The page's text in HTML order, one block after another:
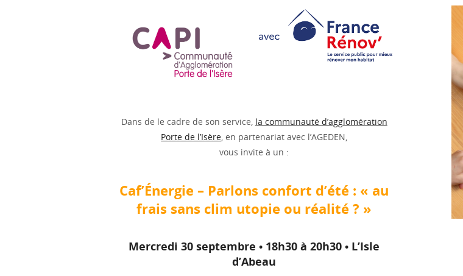
Dans de le cadre de son service, la communauté d’agglomération
Porte de l’Isère, en partenariat avec l’AGEDEN,
vous invite à un :
Caf’Énergie – Parlons confort d’été : « au
frais sans clim utopie ou réalité ? »
Mercredi 30 septembre • 18h30 à 20h30 • L’Isle
d’Abeau